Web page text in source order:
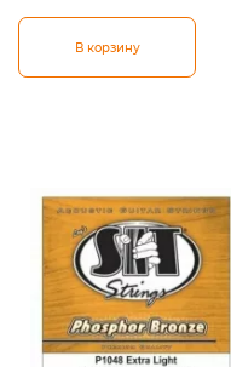
В корзину